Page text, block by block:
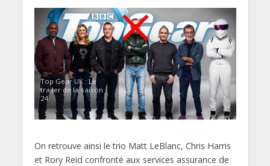
Top Gear UK : Le
trailer de la saison
24
On retrouve ainsi le trio Matt LeBlanc, Chris Harris
et Rory Reid confronté aux services assurance de